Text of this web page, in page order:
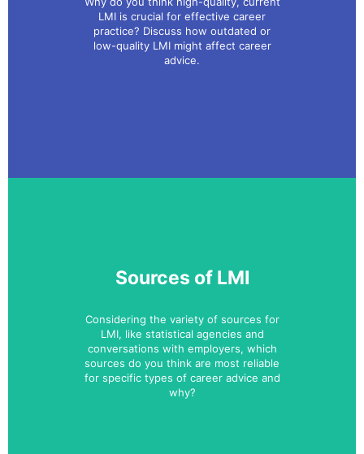
LMI is crucial for effective career
practice? Discuss how outdated or
low-quality LMI might affect career
advice.
Sources of LMI
Considering the variety of sources for
LMI, like statistical agencies and
conversations with employers, which
sources do you think are most reliable
for specific types of career advice and
why?